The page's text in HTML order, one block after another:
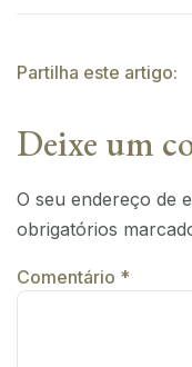
Partilha este artigo:
Deixe um
O seu endereço de
obrigatórios
Comentário *